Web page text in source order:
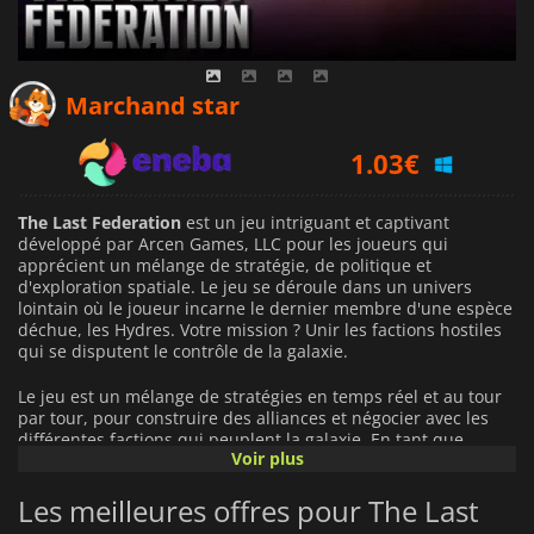
Marchand star
1.03€
1.09€
The Last Federation est un jeu intriguant et captivant
développé par Arcen Games, LLC pour les joueurs qui
apprécient un mélange de stratégie, de politique et
d'exploration spatiale. Le jeu se déroule dans un univers
lointain où le joueur incarne le dernier membre d'une espèce
déchue, les Hydres. Votre mission ? Unir les factions hostiles
qui se disputent le contrôle de la galaxie.
Le jeu est un mélange de stratégies en temps réel et au tour
par tour, pour construire des alliances et négocier avec les
différentes factions qui peuplent la galaxie. En tant que
joueur, vous avez la possibilité de tirer parti non seulement
persuasion, pour amener les autres factions à s'aligner sur
vos plans. Ces alliances peuvent être renforcées pour vous
Voir plus
Les meilleures offres pour The Last